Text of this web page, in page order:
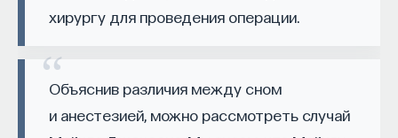
хирургу для проведения операции.
Объяснив различия между сном
и анестезией, можно рассмотреть случай
НАУКА
ЖУРНАЛ